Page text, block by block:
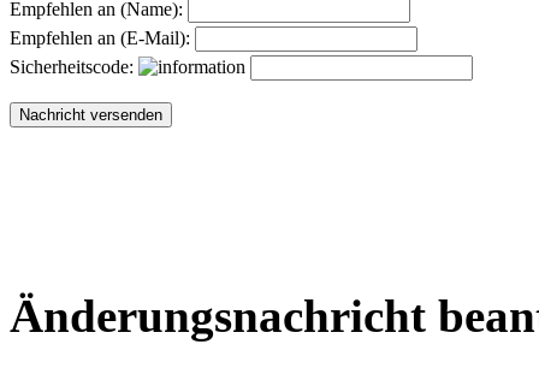
Empfehlen an (Name):
Empfehlen an (E-Mail):
Sicherheitscode:
Änderungsnachricht